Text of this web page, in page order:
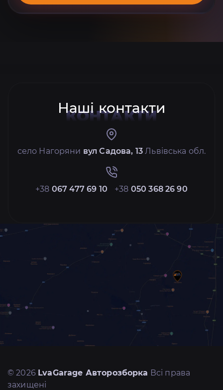
Наші контакти
КОНТАКТИ
село Нагоряни вул Садова, 13 Львівська обл.
+38 067 477 69 10 +38 050 368 26 90
© 2026 LvaGarage Авторозборка Всі права
захищені